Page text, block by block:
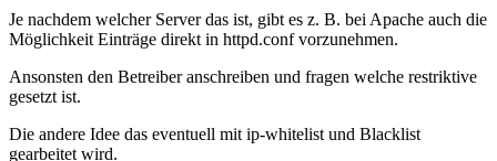
Je nachdem welcher Server das ist, gibt es z. B. bei Apache auch die
Möglichkeit Einträge direkt in httpd.conf vorzunehmen.
Ansonsten den Betreiber anschreiben und fragen welche restriktive
gesetzt ist.
Die andere Idee das eventuell mit ip-whitelist und Blacklist
gearbeitet wird.